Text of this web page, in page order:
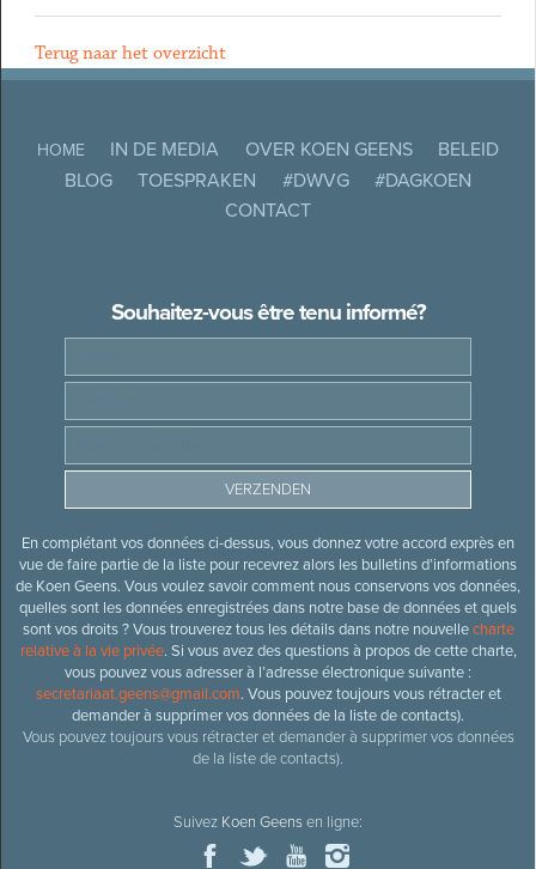
Terug naar het overzicht
HOME IN DE MEDIA OVER KOEN GEENS
BELEID
BLOG
TOESPRAKEN #DWVG
#DAGKOEN
CONTACT
Souhaitez-vous être tenu informé?
En complétant vos données ci-dessus, vous donnez votre accord exprès en
vue de faire partie de la liste pour recevrez alors les bulletins d’informations
de Koen Geens. Vous voulez savoir comment nous conservons vos données,
quelles sont les données enregistrées dans notre base de données et quels
sont vos droits ? Vous trouverez tous les détails dans notre nouvellecharte
relative à la vie privée. Si vous avez des questions à propos de cette charte,
vous pouvez vous adresser à l’adresse électronique suivante :
secretariaat.geens@gmail.com. Vous pouvez toujours vous rétracter et
demander à supprimer vos données de la liste de contacts).
Vous pouvez toujours vous rétracter et demander à supprimer vos données
de la liste de contacts).
Suivez Koen Geensen ligne: